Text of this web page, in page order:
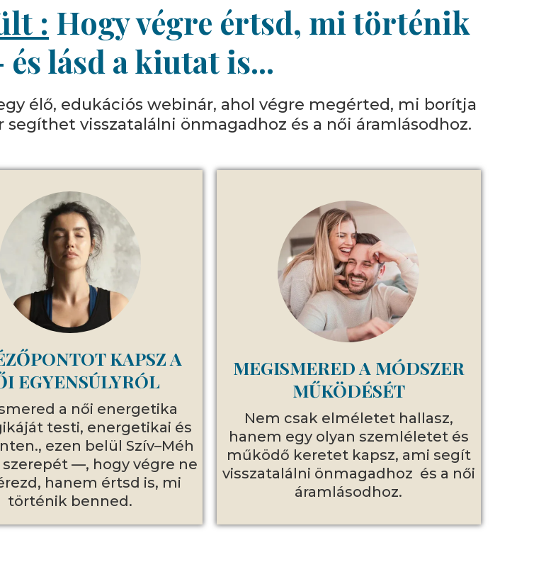
: Hogy végre értsd, mi történik
lásd a kiutat is...
élő, edukációs webinár, ahol végre megérted, mi borítja
visszatalálni önmagadhoz és a női áramlásodhoz.
KAPSZ A
EGYENSÚLYRÓL
a női energetika
testi, energetikai és
ezen belül Szív–Méh
—, hogy végre ne
hanem értsd is, mi
történik benned.
MEGISMERED A MÓDSZER
MŰKÖDÉSÉT
Nem csak elméletet hallasz,
hanem egy olyan szemléletet és
működő keretet kapsz, ami segít
visszatalálni önmagadhoz és a női
áramlásodhoz.